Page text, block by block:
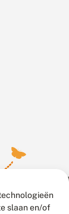
slaan en/of